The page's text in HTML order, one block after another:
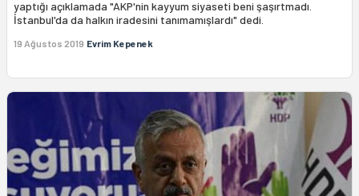
yaptığı açıklamada "AKP'nin kayyum siyaseti beni şaşırtmadı.
İstanbul'da da halkın iradesini tanımamışlardı" dedi.
19 Ağustos 2019 Evrim Kepenek